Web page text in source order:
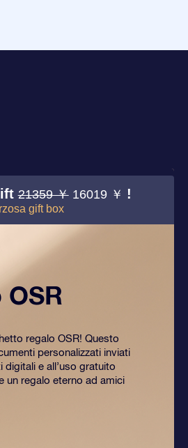
21359 ￥ 16019 ￥ !
gift box
regalo OSR! Questo
personalizzati inviati
e all’uso gratuito
un regalo eterno ad amici